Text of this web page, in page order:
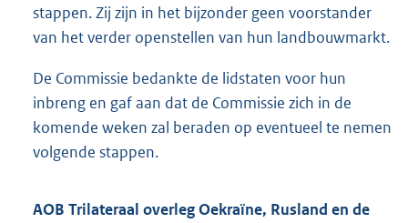
stappen. Zij zijn in het bijzonder geen voorstander
van het verder openstellen van hun landbouwmarkt.
De Commissie bedankte de lidstaten voor hun
inbreng en gaf aan dat de Commissie zich in de
komende weken zal beraden op eventueel te nemen
volgende stappen.
AOB Trilateraal overleg Oekraïne, Rusland en de